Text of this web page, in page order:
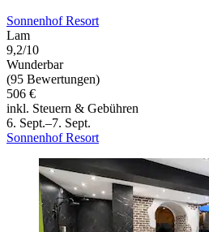
Sonnenhof Resort
Lam
9,2/10
Wunderbar
(95 Bewertungen)
506 €
inkl. Steuern & Gebühren
6. Sept.–7. Sept.
Sonnenhof Resort